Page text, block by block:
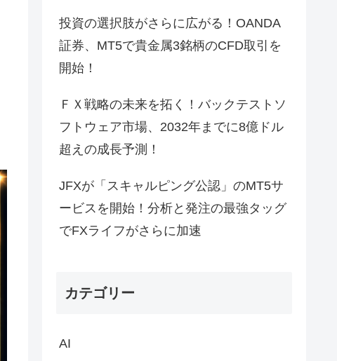
投資の選択肢がさらに広がる！OANDA
証券、MT5で貴金属3銘柄のCFD取引を
開始！
ＦＸ戦略の未来を拓く！バックテストソ
フトウェア市場、2032年までに8億ドル
超えの成長予測！
JFXが「スキャルピング公認」のMT5サ
ービスを開始！分析と発注の最強タッグ
でFXライフがさらに加速
カテゴリー
AI